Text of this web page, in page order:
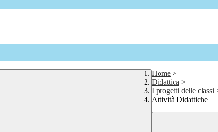
Home >
Didattica >
I progetti delle classi
Attività Didattiche